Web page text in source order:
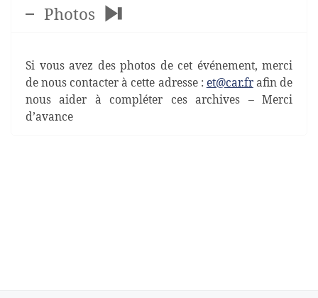
Photos
Si vous avez des photos de cet événement, merci
de nous contacter à cette adresse :et@car.frafin de
nous aider à compléter ces archives – Merci
d’avance